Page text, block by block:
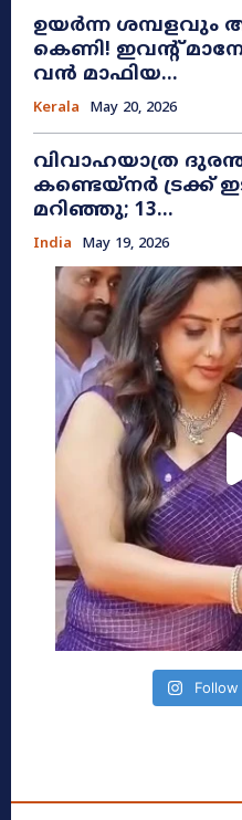
ഉയർന്ന ശമ്പളവും
കെണി! ഇവന്റ്
വൻ മാഫിയ...
Kerala May 20, 2026
വിവാഹയാത്ര
കണ്ടെയ്നർ ട്രക്ക്
മറിഞ്ഞു; 13...
India May 19, 2026